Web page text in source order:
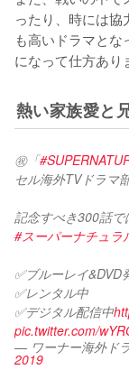
ったり、時には
も高いドラマと
になって仕方あり
熱い家族愛と
㊗️「
セル海外TVドラマ
記念すべき300話
#スーパーナチュラ
✅ブルーレイ&DVD
✅レンタル中
✅デジタル配信中
pic.twitter.com/
— ワーナー海外ド
2019